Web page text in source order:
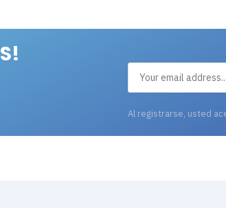
Al registrarse, usted